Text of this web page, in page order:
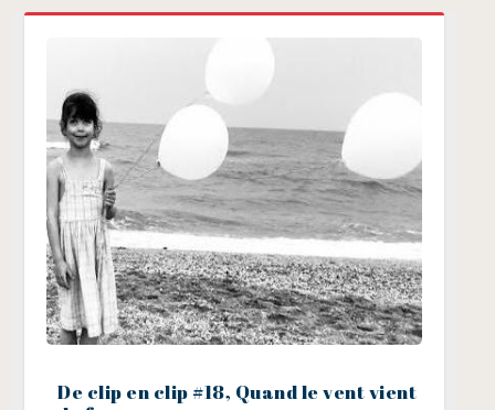
De clip en clip #18, Quand le vent vient